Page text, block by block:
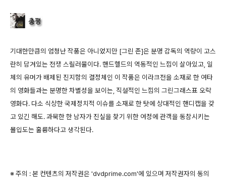
기대한만큼의 엄청난 작품은 아니었지만 [그린 존]은 분명 감독의 역량이 고스
란히 담겨있는 전쟁 스릴러물이다. 핸드헬드의 역동적인 느낌이 살아있고, 일
체의 유머가 배제된 진지함의 결정체인 이 작품은 이라크전을 소재로 한 여타
의 영화들과는 분명한 차별성을 보이는, 직설적인 느낌의 그린그래스표 오락
영화다. 다소 식상한 국제정치적 이슈를 소재로 한 탓에 상대적인 핸디캡을 갖
고 있긴 해도. 과묵한 한 남자가 진실을 찾기 위한 여정에 관객을 동참시키는
몰입도는 훌륭하다고 생각된다.
※ 주의 : 본 컨텐츠의 저작권은 'dvdprime.com'에 있으며 저작권자의 동의